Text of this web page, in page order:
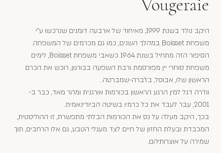
Vougeraie
היקב נולד בשנת 1999, מאיחוד של ארבעה דומנים שנרכשו ע"י
משפחת Boisset במהלך השנים, כמו גם מכרמים של המשפחה.
הסיפור הזה מתחיל בשנת 1964 כשאבי משפחת Boisset, לימים
משפחת סוחרי יין מפורסמת ורבת השפעה בבורגון, רוכש את הכרם
הראשון שלו, אבוסל, בז'ברה-שמברטה.
ווז'רה דגל למין הרגע הראשון בכורמות אורגנית ומהר מאד, כבר ב-
2001, עבר לעבד את כל כרמיו בשיטה הביודינאמית.
בכך, היקב מעלה על נס את הכורמות הבלתי מתפשרת, זו ההוליסטית,
המכבדת ובעלת החזון של חיים לצד מעגלי הטבע, גם אלו הרחבים, תוך
שמירה על אוצרותיהם.